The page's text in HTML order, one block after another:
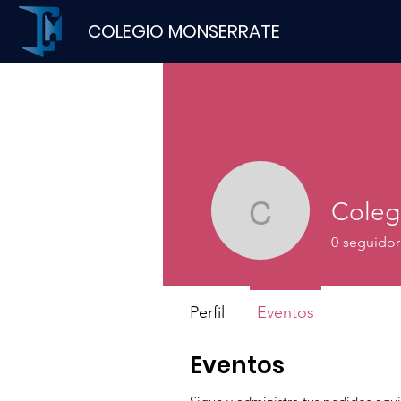
COLEGIO MONSERRATE
Eventos
Colegio
0
Perfil Eventos